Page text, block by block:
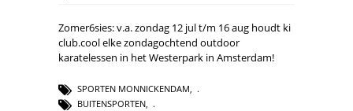
Zomer6sies: v.a. zondag 12 jul t/m 16 aug houdt ki
club.cool elke zondagochtend outdoor
karatelessen in het Westerpark in Amsterdam!
SPORTEN MONNICKENDAM
BUITENSPORTEN,